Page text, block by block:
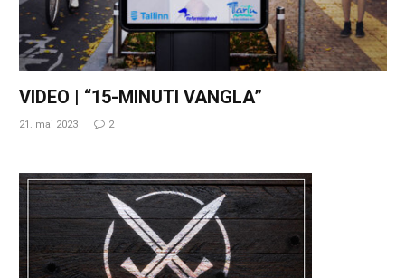
VIDEO | “15-MINUTI VANGLA”
21. mai 2023 2